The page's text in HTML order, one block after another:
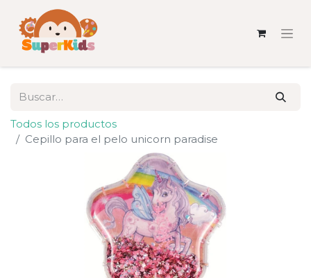
Todos los productos
Cepillo para el pelo unicorn paradise